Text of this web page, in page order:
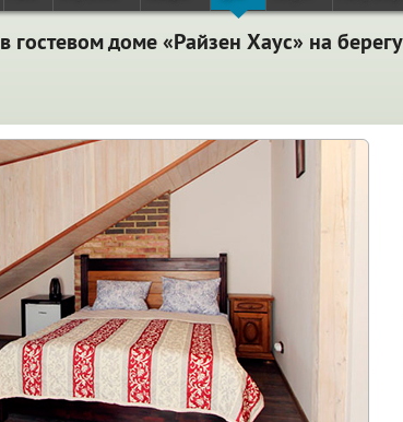
гостевом доме «Райзен Хаус» на